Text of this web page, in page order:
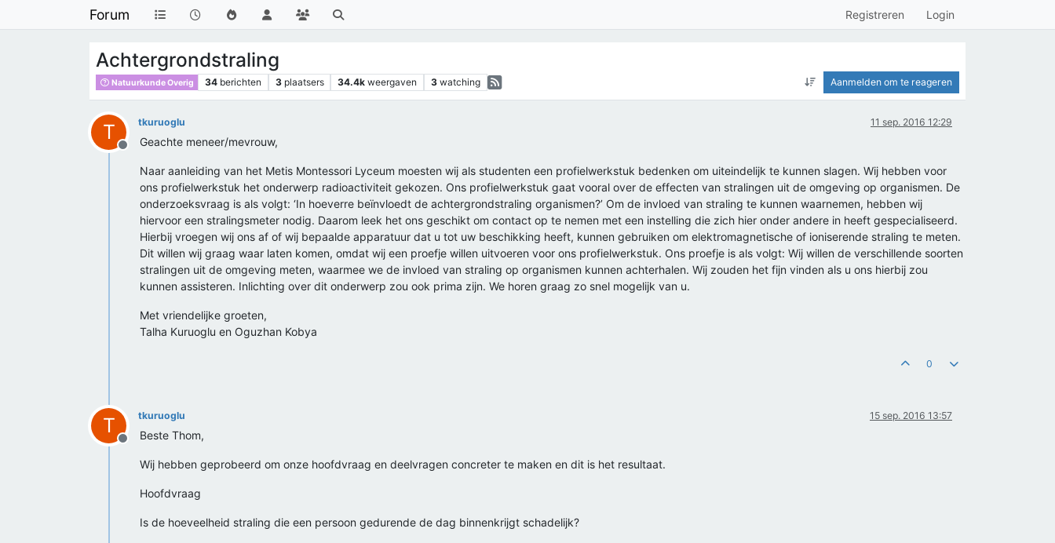
Forum Registreren Login
Achtergrondstraling
Natuurkunde Overig 34 berichten 3 plaatsers 34.4k weergaven 3 watching Aanmelden om te reageren
T
Offline
tkuruoglu 11 sep. 2016 12:29
Geachte meneer/mevrouw,
Naar aanleiding van het Metis Montessori Lyceum moesten wij als studenten een profielwerkstuk bedenken om uiteindelijk te kunnen slagen. Wij hebben voor
ons profielwerkstuk het onderwerp radioactiviteit gekozen. Ons profielwerkstuk gaat vooral over de effecten van stralingen uit de omgeving op organismen. De
onderzoeksvraag is als volgt: ‘In hoeverre beïnvloedt de achtergrondstraling organismen?’ Om de invloed van straling te kunnen waarnemen, hebben wij
hiervoor een stralingsmeter nodig. Daarom leek het ons geschikt om contact op te nemen met een instelling die zich hier onder andere in heeft gespecialiseerd.
Hierbij vroegen wij ons af of wij bepaalde apparatuur dat u tot uw beschikking heeft, kunnen gebruiken om elektromagnetische of ioniserende straling te meten.
Dit willen wij graag waar laten komen, omdat wij een proefje willen uitvoeren voor ons profielwerkstuk. Ons proefje is als volgt: Wij willen de verschillende soorten
stralingen uit de omgeving meten, waarmee we de invloed van straling op organismen kunnen achterhalen. Wij zouden het fijn vinden als u ons hierbij zou
kunnen assisteren. Inlichting over dit onderwerp zou ook prima zijn. We horen graag zo snel mogelijk van u.
Met vriendelijke groeten,
Talha Kuruoglu en Oguzhan Kobya
0
T
Offline
tkuruoglu 15 sep. 2016 13:57
Beste Thom,
Wij hebben geprobeerd om onze hoofdvraag en deelvragen concreter te maken en dit is het resultaat.
Hoofdvraag
Is de hoeveelheid straling die een persoon gedurende de dag binnenkrijgt schadelijk?